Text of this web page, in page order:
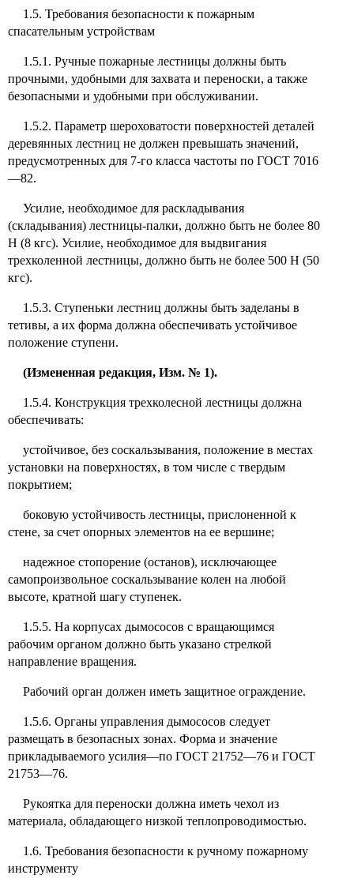
1.5. Требования безопасности к пожарным
спасательным устройствам
1.5.1. Ручные пожарные лестницы должны быть
прочными, удобными для захвата и переноски, а также
безопасными и удобными при обслуживании.
1.5.2. Параметр шероховатости поверхностей деталей
деревянных лестниц не должен превышать значений,
предусмотренных для 7-го класса частоты по ГОСТ 7016
—82.
Усилие, необходимое для раскладывания
(складывания) лестницы-палки, должно быть не более 80
Н (8 кгс). Усилие, необходимое для выдвигания
трехколенной лестницы, должно быть не более 500 Н (50
кгс).
1.5.3. Ступеньки лестниц должны быть заделаны в
тетивы, а их форма должна обеспечивать устойчивое
положение ступени.
(Измененная редакция, Изм. № 1).
1.5.4. Конструкция трехколесной лестницы должна
обеспечивать:
устойчивое, без соскальзывания, положение в местах
установки на поверхностях, в том числе с твердым
покрытием;
боковую устойчивость лестницы, прислоненной к
стене, за счет опорных элементов на ее вершине;
надежное стопорение (останов), исключающее
самопроизвольное соскальзывание колен на любой
высоте, кратной шагу ступенек.
1.5.5. На корпусах дымососов с вращающимся
рабочим органом должно быть указано стрелкой
направление вращения.
Рабочий орган должен иметь защитное ограждение.
1.5.6. Органы управления дымососов следует
размещать в безопасных зонах. Форма и значение
прикладываемого усилия—по ГОСТ 21752—76 и ГОСТ
21753—76.
Рукоятка для переноски должна иметь чехол из
материала, обладающего низкой теплопроводимостью.
1.6. Требования безопасности к ручному пожарному
инструменту